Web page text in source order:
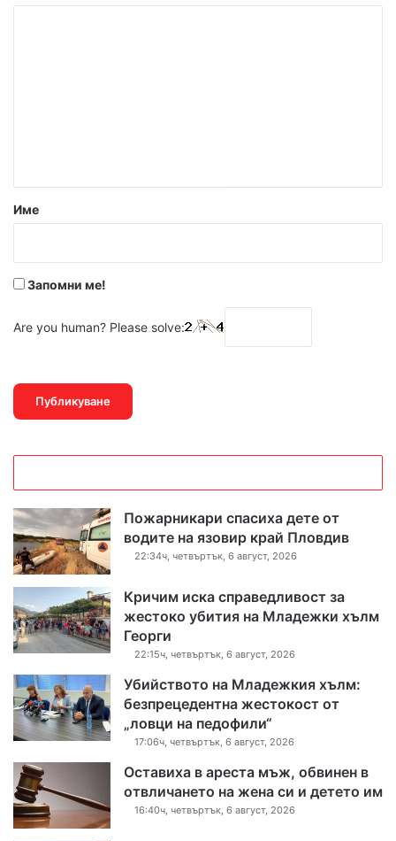
р
Име
Запомни ме!
Are you human? Please solve:
Пожарникари спасиха дете от
водите на язовир край Пловдив
22:34ч, четвъртък, 6 август, 2026
Кричим иска справедливост за
жестоко убития на Младежки хълм
Георги
22:15ч, четвъртък, 6 август, 2026
Убийството на Младежкия хълм:
безпрецедентна жестокост от
„ловци на педофили“
17:06ч, четвъртък, 6 август, 2026
Оставиха в ареста мъж, обвинен в
отвличането на жена си и детето им
16:40ч, четвъртък, 6 август, 2026